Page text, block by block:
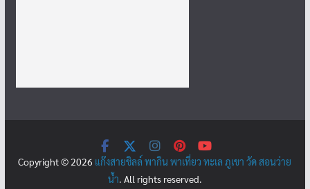
Copyright © 2026 แก๊งสายชิลล์ พากิน พาเที่ยว ทะเล ภูเขา วัด สอนว่าย
น้ำ. All rights reserved.